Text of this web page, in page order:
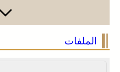
الملفات